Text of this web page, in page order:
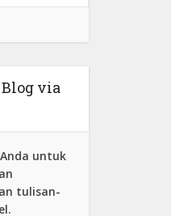
via
untuk
tulisan-